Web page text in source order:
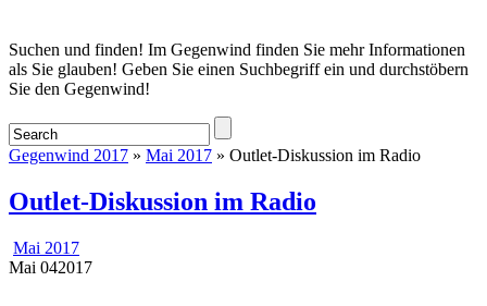
Startseite
Suchen und finden! Im Gegenwind finden Sie mehr Informationen
als Sie glauben! Geben Sie einen Suchbegriff ein und durchstöbern
Sie den Gegenwind!
Gegenwind 2017 » Mai 2017 » Outlet-Diskussion im Radio
Outlet-Diskussion im Radio
Mai 2017
Mai 042017